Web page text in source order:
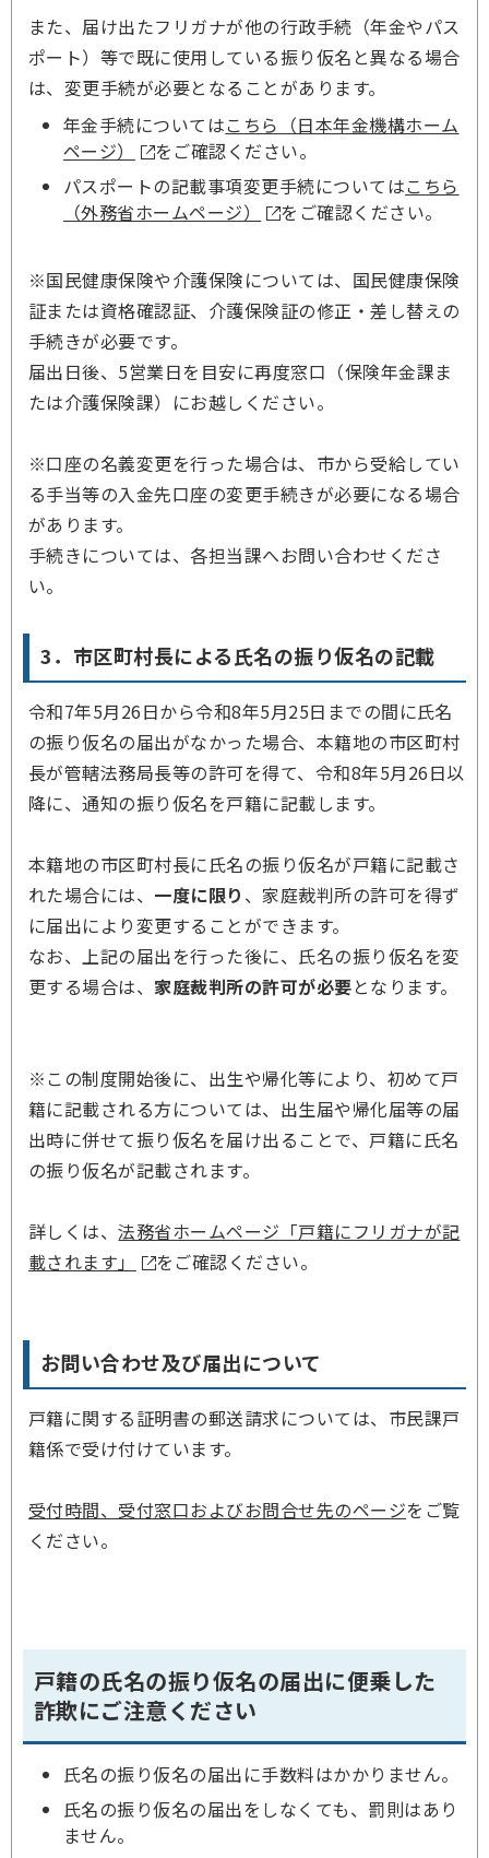
また、届け出たフリガナが他の行政手続（年金やパス
ポート）等で既に使用している振り仮名と異なる場合
は、変更手続が必要となることがあります。
年金手続についてはこちら（日本年金機構ホーム
ページ）
をご確認ください。
パスポートの記載事項変更手続についてはこちら
（外務省ホームページ）
をご確認ください。
※国民健康保険や介護保険については、国民健康保険
証または資格確認証、介護保険証の修正・差し替えの
手続きが必要です。
届出日後、5営業日を目安に再度窓口（保険年金課ま
たは介護保険課）にお越しください。
※口座の名義変更を行った場合は、市から受給してい
る手当等の入金先口座の変更手続きが必要になる場合
があります。
手続きについては、各担当課へお問い合わせくださ
い。
3．市区町村長による氏名の振り仮名の記載
令和7年5月26日から令和8年5月25日までの間に氏名
の振り仮名の届出がなかった場合、本籍地の市区町村
長が管轄法務局長等の許可を得て、令和8年5月26日以
降に、通知の振り仮名を戸籍に記載します。
本籍地の市区町村長に氏名の振り仮名が戸籍に記載さ
れた場合には、 一度に限り 、家庭裁判所の許可を得ず
に届出により変更することができます。
なお、上記の届出を行った後に、氏名の振り仮名を変
更する場合は、 家庭裁判所の許可が必要となります。
※この制度開始後に、出生や帰化等により、初めて戸
籍に記載される方については、出生届や帰化届等の届
出時に併せて振り仮名を届け出ることで、戸籍に氏名
の振り仮名が記載されます。
詳しくは、法務省ホームページ「戸籍にフリガナが記
載されます」
をご確認ください。
お問い合わせ及び届出について
戸籍に関する証明書の郵送請求については、市民課戸
籍係で受け付けています。
受付時間、受付窓口およびお問合せ先のページをご覧
ください。
戸籍の氏名の振り仮名の届出に便乗した
詐欺にご注意ください
氏名の振り仮名の届出に手数料はかかりません。
氏名の振り仮名の届出をしなくても、罰則はあり
ません。